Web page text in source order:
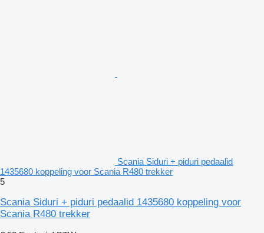
Scania Siduri + piduri pedaalid
1435680 koppeling voor Scania R480 trekker
5
Scania Siduri + piduri pedaalid 1435680 koppeling voor
Scania R480 trekker